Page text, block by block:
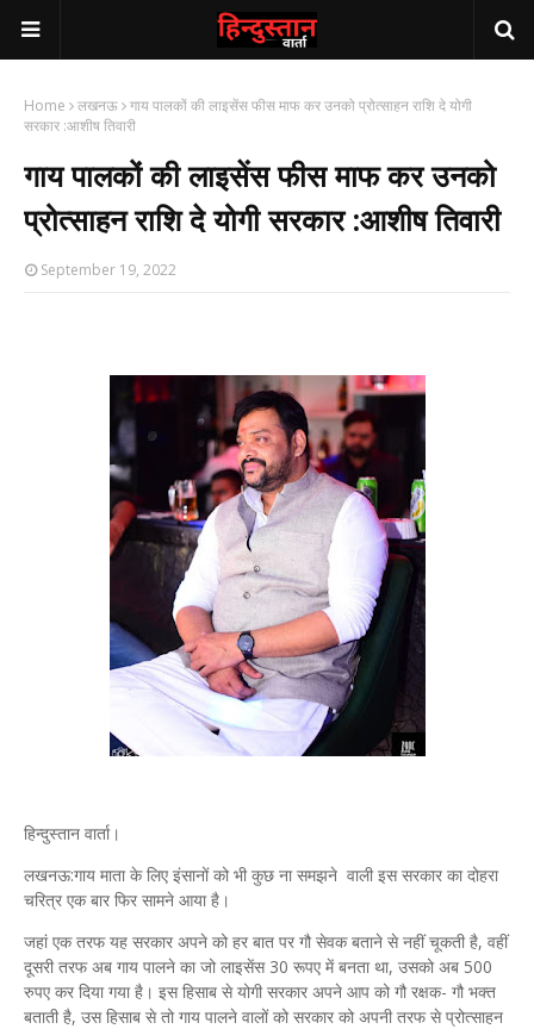
Home लखनऊ गाय पालकों की लाइसेंस फीस माफ कर उनको प्रोत्साहन राशि दे योगी
सरकार :आशीष तिवारी
गाय पालकों की लाइसेंस फीस माफ कर उनको
प्रोत्साहन राशि दे योगी सरकार :आशीष तिवारी
September 19, 2022
हिन्दुस्तान वार्ता।
लखनऊ:गाय माता के लिए इंसानों को भी कुछ ना समझने वाली इस सरकार का दोहरा
चरित्र एक बार फिर सामने आया है।
जहां एक तरफ यह सरकार अपने को हर बात पर गौ सेवक बताने से नहीं चूकती है, वहीं
दूसरी तरफ अब गाय पालने का जो लाइसेंस 30 रूपए में बनता था, उसको अब 500
रुपए कर दिया गया है। इस हिसाब से योगी सरकार अपने आप को गौ रक्षक- गौ भक्त
बताती है, उस हिसाब से तो गाय पालने वालों को सरकार को अपनी तरफ से प्रोत्साहन